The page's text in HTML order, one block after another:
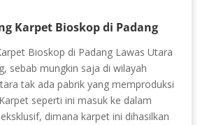
Karpet Bioskop di Padang
Bioskop di Padang Lawas Utara
sebab mungkin saja di wilayah
tak ada pabrik yang memproduksi
seperti ini masuk ke dalam
dimana karpet ini dihasilkan